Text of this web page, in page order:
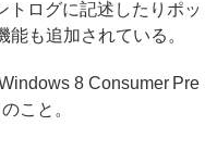
トログに記述したりポッ
能も追加されている。
8 Consumer Pre
こと。